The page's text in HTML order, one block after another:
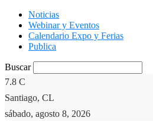
Noticias
Webinar y Eventos
Calendario Expo y Ferias
Publica
Buscar
7.8 C
Santiago, CL
sábado, agosto 8, 2026